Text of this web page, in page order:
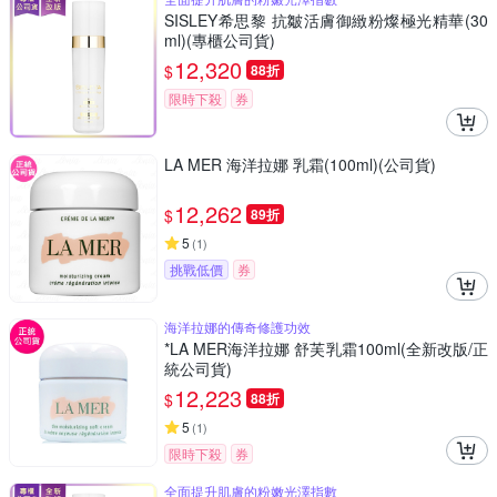
SISLEY希思黎 抗皺活膚御緻粉燦極光精華(30
ml)(專櫃公司貨)
$12,320 88折
限時下殺 券
LA MER 海洋拉娜 乳霜(100ml)(公司貨)
$12,262 89折
5 (1)
挑戰低價 券
海洋拉娜的傳奇修護功效
*LA MER海洋拉娜 舒芙乳霜100ml(全新改版/正
統公司貨)
$12,223 88折
5 (1)
限時下殺
券
全面提升肌膚的粉嫩光澤指數